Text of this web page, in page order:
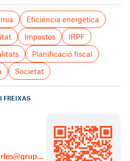
Eficiència energètica
Impostos
IRPF
Planificació fiscal
Societat
FREIXAS
jaume.carles@grupcarles.com